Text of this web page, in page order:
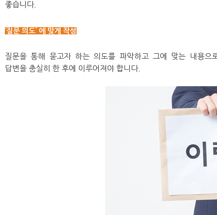
좋습니다.
‘질문 의도’ 에 맞게 작성
질문을 통해 묻고자 하는 의도를 파악하고 그에 맞는 내용으
답변을 충실히 한 후에 이루어져야 합니다.